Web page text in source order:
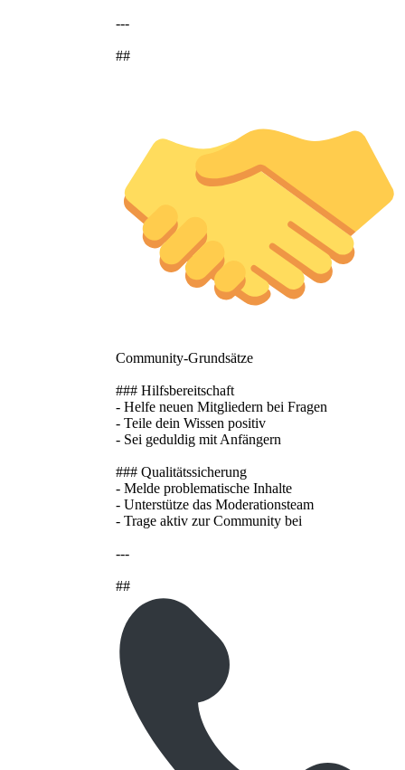
---
##
Community-Grundsätze
### Hilfsbereitschaft
- Helfe neuen Mitgliedern bei Fragen
- Teile dein Wissen positiv
- Sei geduldig mit Anfängern
### Qualitätssicherung
- Melde problematische Inhalte
- Unterstütze das Moderationsteam
- Trage aktiv zur Community bei
---
##